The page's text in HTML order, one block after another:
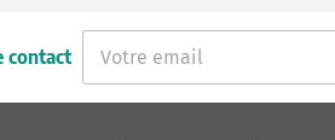
contact
m
a